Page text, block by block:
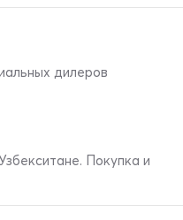
дилеров
Покупка и